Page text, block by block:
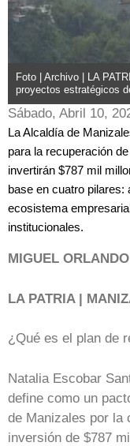
Foto | Archivo | LA
proyectos estratégicos
Sábado, Abril 10,
La Alcaldía de
para la recuperación
invertirán $787 mil
base en cuatro pilares:
ecosistema
institucionales.
MIGUEL
LA PATRIA |
¿Qué es el plan de
Natalia Escobar
define como un
de Manizales por la
inversión de $787